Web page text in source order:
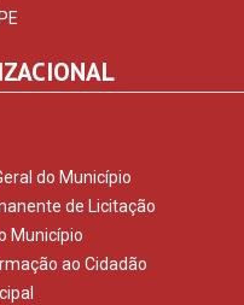
do Município
de Licitação
Município
ao Cidadão